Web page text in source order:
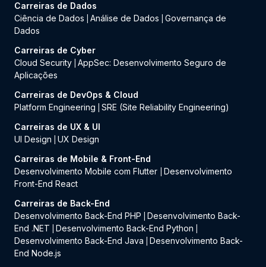
Carreiras de Dados
Ciência de Dados
Análise de Dados
Governança de
Dados
Carreiras de Cyber
Cloud Security AppSec: Desenvolvimento Seguro de
Aplicações
Carreiras de DevOps & Cloud
Platform Engineering
SRE (Site Reliability Engineering)
Carreiras de UX & UI
UI Design
UX Design
Carreiras de Mobile & Front-End
Desenvolvimento Mobile com Flutter
Desenvolvimento
Front-End React
Carreiras de Back-End
Desenvolvimento Back-End PHP
Desenvolvimento Back-
End .NET
Desenvolvimento Back-End Python
Desenvolvimento Back-End Java
Desenvolvimento Back-
End Node.js